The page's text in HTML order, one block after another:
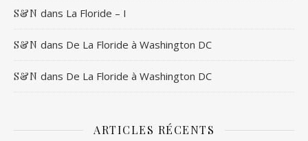
S&N dans La Floride – I
S&N dans De La Floride à Washington DC
S&N dans De La Floride à Washington DC
ARTICLES RÉCENTS